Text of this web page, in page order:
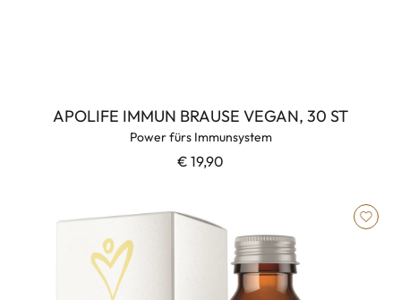
APOLIFE IMMUN BRAUSE VEGAN, 30 ST
Power fürs Immunsystem
€ 19,90